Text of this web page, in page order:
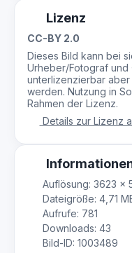
Lizenz
CC-BY 2.0
Dieses Bild kann bei
Urheber/Fotograf
unterlizenzierbar
werden. Nutzung in
Rahmen der Lizenz.
Details zur Lizenz
Auflösung: 3623 ×
Dateigröße: 4,71
Aufrufe: 781
Downloads: 43
Bild-ID: 1003489